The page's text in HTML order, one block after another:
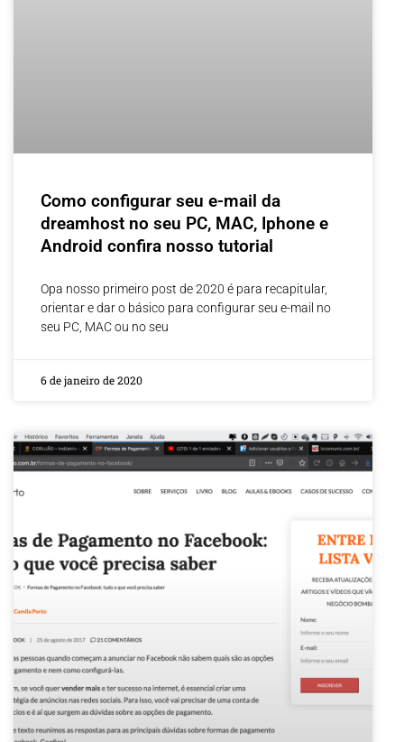
Como configurar seu e-mail da
dreamhost no seu PC, MAC, Iphone e
Android confira nosso tutorial
Opa nosso primeiro post de 2020 é para recapitular,
orientar e dar o básico para configurar seu e-mail no
seu PC, MAC ou no seu
6 de janeiro de 2020